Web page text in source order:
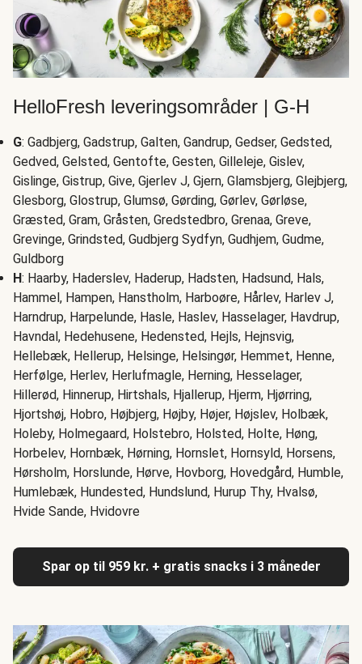
HelloFresh leveringsområder | G-H
G: Gadbjerg, Gadstrup, Galten, Gandrup, Gedser, Gedsted,
Gedved, Gelsted, Gentofte, Gesten, Gilleleje, Gislev,
Gislinge, Gistrup, Give, Gjerlev J, Gjern, Glamsbjerg, Glejbjerg,
Glesborg, Glostrup, Glumsø, Gørding, Gørlev, Gørløse,
Græsted, Gram, Gråsten, Gredstedbro, Grenaa, Greve,
Grevinge, Grindsted, Gudbjerg Sydfyn, Gudhjem, Gudme,
Guldborg
H: Haarby, Haderslev, Haderup, Hadsten, Hadsund, Hals,
Hammel, Hampen, Hanstholm, Harboøre, Hårlev, Harlev J,
Harndrup, Harpelunde, Hasle, Haslev, Hasselager, Havdrup,
Havndal, Hedehusene, Hedensted, Hejls, Hejnsvig,
Hellebæk, Hellerup, Helsinge, Helsingør, Hemmet, Henne,
Herfølge, Herlev, Herlufmagle, Herning, Hesselager,
Hillerød, Hinnerup, Hirtshals, Hjallerup, Hjerm, Hjørring,
Hjortshøj, Hobro, Højbjerg, Højby, Højer, Højslev, Holbæk,
Holeby, Holmegaard, Holstebro, Holsted, Holte, Høng,
Horbelev, Hornbæk, Hørning, Hornslet, Hornsyld, Horsens,
Hørsholm, Horslunde, Hørve, Hovborg, Hovedgård, Humble,
Humlebæk, Hundested, Hundslund, Hurup Thy, Hvalsø,
Hvide Sande, Hvidovre
Spar op til 959 kr. + gratis snacks i 3 måneder